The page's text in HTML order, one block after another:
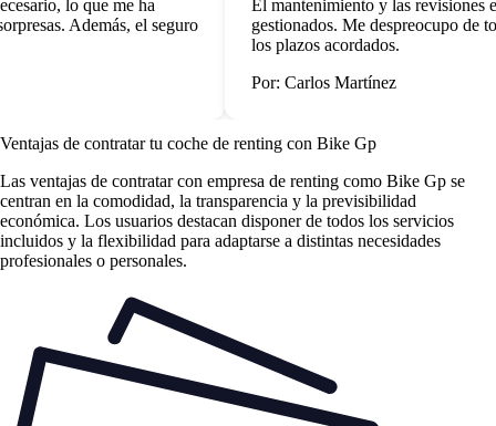
lo que me ha
Además, el seguro
El mantenimiento y las revisiones
gestionados. Me despreocupo de
los plazos acordados.
Por: Carlos Martínez
Ventajas de contratar tu coche de renting con Bike Gp
Las ventajas de contratar con empresa de renting como Bike Gp se
centran en la comodidad, la transparencia y la previsibilidad
económica. Los usuarios destacan disponer de todos los servicios
incluidos y la flexibilidad para adaptarse a distintas necesidades
profesionales o personales.